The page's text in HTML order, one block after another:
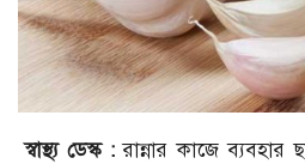
স্বাস্থ্য ডেস্ক :রান্নার কাজে